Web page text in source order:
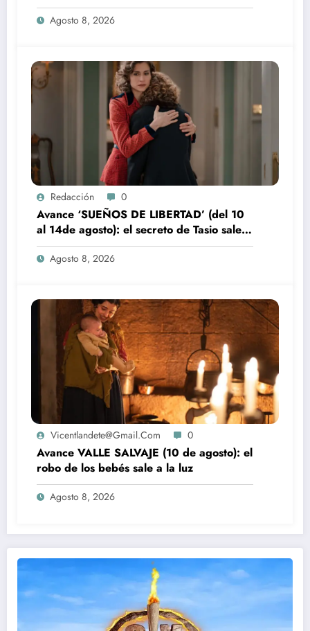
Agosto 8, 2026
Redacción 0
Avance ‘SUEÑOS DE LIBERTAD’ (del 10
al 14de agosto): el secreto de Tasio sale a
la luz
Agosto 8, 2026
Vicentlandete@gmail.com 0
Avance VALLE SALVAJE (10 de agosto): el
robo de los bebés sale a la luz
Agosto 8, 2026